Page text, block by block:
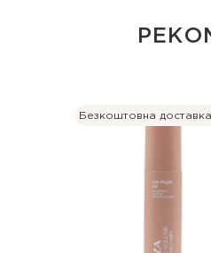
Безкоштовна доставка